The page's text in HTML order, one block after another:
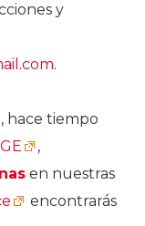
y
.
, hace tiempo
,
en nuestras
encontrarás